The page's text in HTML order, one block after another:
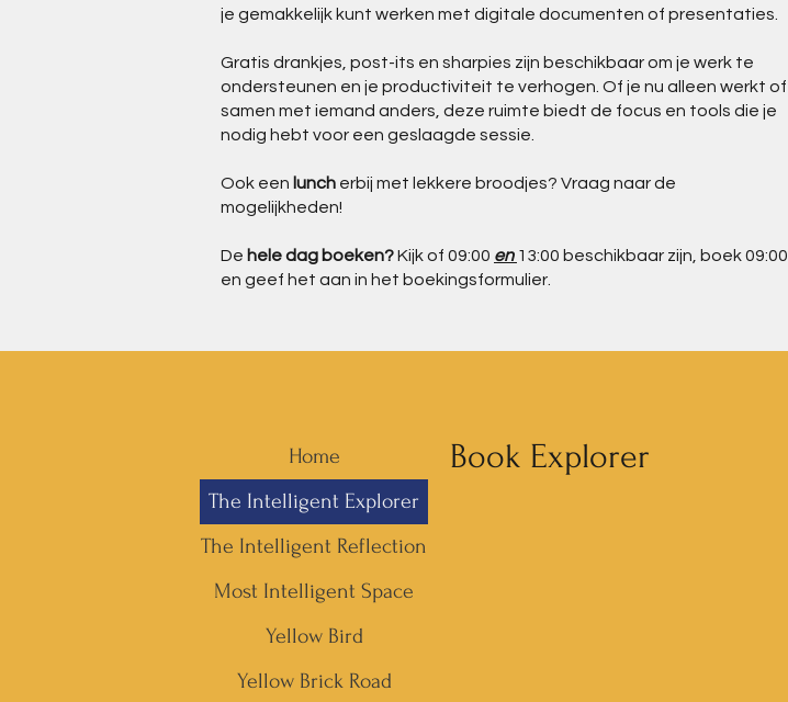
je gemakkelijk kunt werken met digitale documenten of presentaties.
Gratis drankjes, post-its en sharpies zijn beschikbaar om je werk te
ondersteunen en je productiviteit te verhogen. Of je nu alleen werkt of
samen met iemand anders, deze ruimte biedt de focus en tools die je
nodig hebt voor een geslaagde sessie.
Ook een lunch erbij met lekkere broodjes? Vraag naar de
mogelijkheden!
De hele dag boeken?Kijk of 09:00 en 13:00 beschikbaar zijn,
boek 09:00
en geef het aan in het boekingsformulier.
Home
The Intelligent Explorer
The Intelligent Reflection
Most Intelligent Space
Yellow Bird
Yellow Brick Road
Book Explorer